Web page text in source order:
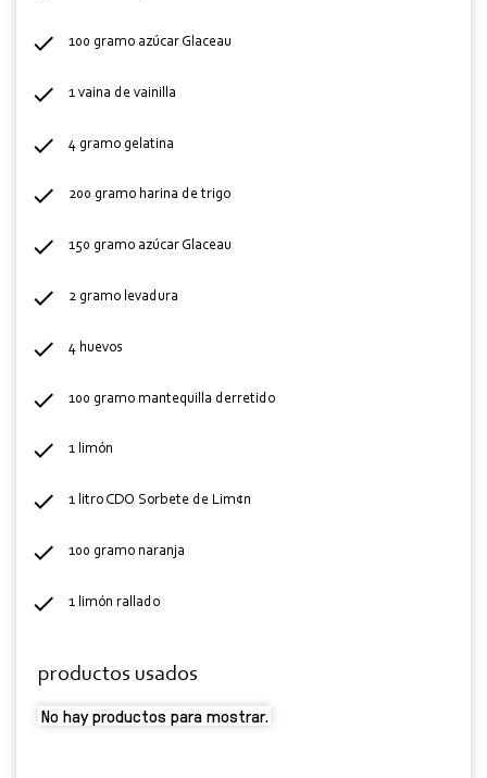
100 gramo azúcar Glaceau
1 vaina de vainilla
4 gramo gelatina
200 gramo harina de trigo
150 gramo azúcar Glaceau
2 gramo levadura
4 huevos
100 gramo mantequilla derretido
1 limón
1 litro CDO Sorbete de Lim¢n
100 gramo naranja
1 limón rallado
productos usados
No hay productos para mostrar.